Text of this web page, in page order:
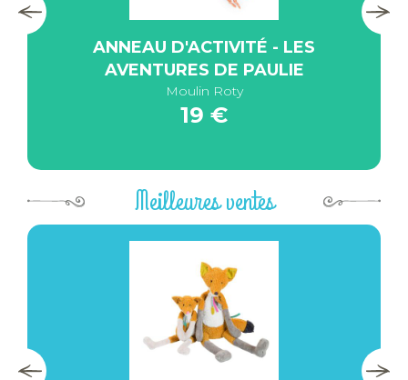
ANNEAU D'ACTIVITÉ - LES
AVENTURES DE PAULIE
Moulin Roty
19 €
Meilleures ventes